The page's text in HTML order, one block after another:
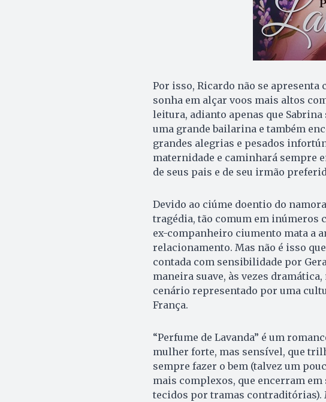
Por isso, Ricardo não se
sonha em alçar voos mais altos
leitura, adianto apenas que
uma grande bailarina e também
grandes alegrias e pesados
maternidade e caminhará sempre
de seus pais e de seu irmão
Devido ao ciúme doentio do
tragédia, tão comum em inúmeros
ex-companheiro ciumento mata a
relacionamento. Mas não é isso
contada com sensibilidade por
maneira suave, às vezes
cenário representado por uma
França.
“Perfume de Lavanda” é um
mulher forte, mas sensível, que
sempre fazer o bem (talvez um
mais complexos, que encerram
tecidos por tramas contraditórias).